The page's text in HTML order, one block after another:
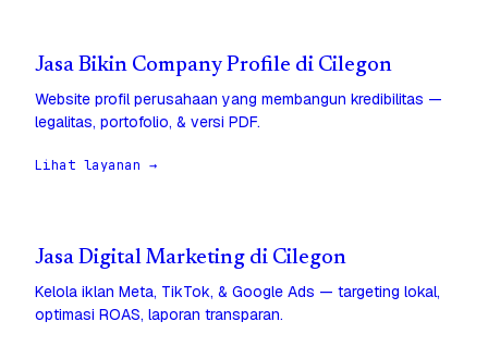
Jasa Bikin Company Profile di Cilegon
Website profil perusahaan yang membangun kredibilitas —
legalitas, portofolio, & versi PDF.
Lihat layanan →
Jasa Digital Marketing di Cilegon
Kelola iklan Meta, TikTok, & Google Ads — targeting lokal,
optimasi ROAS, laporan transparan.